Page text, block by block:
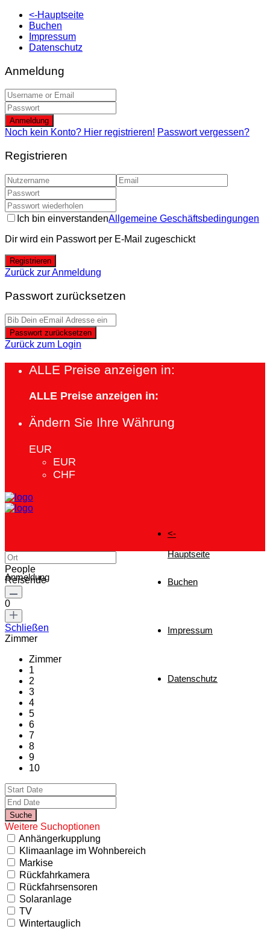
<-Hauptseite
Buchen
Impressum
Datenschutz
Anmeldung
Anmeldung
Noch kein Konto? Hier registrieren! Passwort vergessen?
Registrieren
Ich bin einverstandenAllgemeine Geschäftsbedingungen
Dir wird ein Passwort per E-Mail zugeschickt
Registrieren
Zurück zur Anmeldung
Passwort zurücksetzen
Passwort zurücksetzen
Zurück zum Login
ALLE Preise anzeigen in:
ALLE Preise anzeigen in:
Ändern Sie Ihre Währung
EUR
EUR
CHF
<-
Hauptseite
Buchen
Impressum
Datenschutz
Anmeldung
People
Reisende
0
Schließen
Zimmer
Zimmer
1
2
3
4
5
6
7
8
9
10
Weitere Suchoptionen
Anhängerkupplung
Klimaanlage im Wohnbereich
Markise
Rückfahrkamera
Rückfahrsensoren
Solaranlage
TV
Wintertauglich